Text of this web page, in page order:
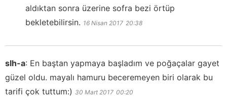
aldıktan sonra üzerine sofra bezi örtüp
bekletebilirsin. 16 Nisan 2017 20:38
slh-a: En baştan yapmaya başladım ve poğaçalar gayet
güzel oldu. mayalı hamuru beceremeyen biri olarak bu
tarifi çok tuttum:) 30 Mart 2017 00:20